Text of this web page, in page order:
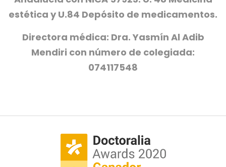
estética y U.84 Depósito de medicamentos.
Directora médica: Dra. Yasmín Al Adib
Mendiri con número de colegiada:
074117548